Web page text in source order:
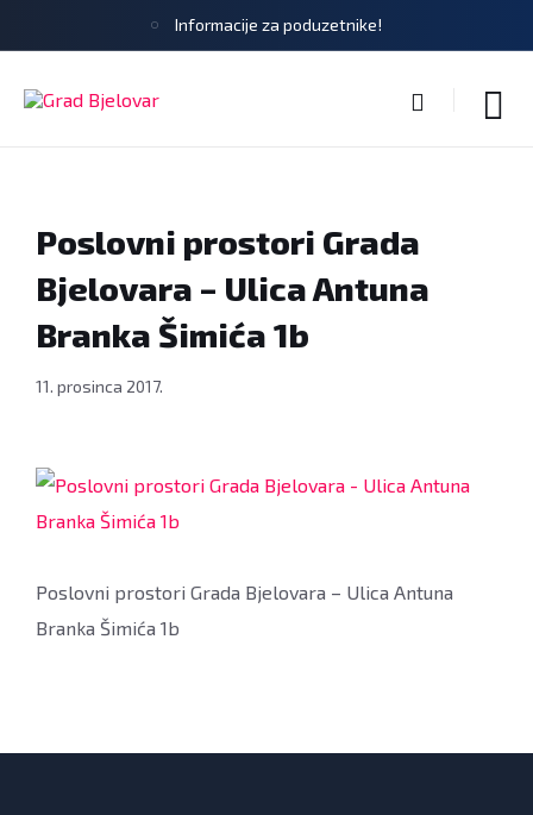
Informacije za poduzetnike!
Poslovni prostori Grada
Bjelovara – Ulica Antuna
Branka Šimića 1b
11. prosinca 2017.
Poslovni prostori Grada Bjelovara – Ulica Antuna
Branka Šimića 1b